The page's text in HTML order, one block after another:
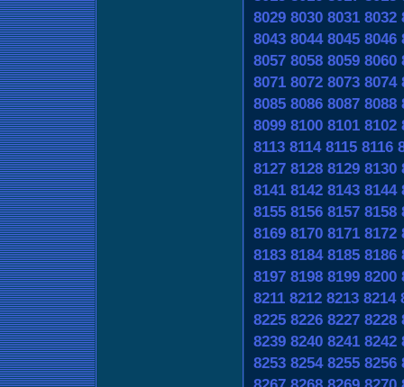
8029 8030 8031 8032
8043 8044 8045 8046
8057 8058 8059 8060
8071 8072 8073 8074
8085 8086 8087 8088
8099 8100 8101 8102
8113 8114 8115 8116
8127 8128 8129 8130
8141 8142 8143 8144
8155 8156 8157 8158
8169 8170 8171 8172
8183 8184 8185 8186
8197 8198 8199 8200
8211 8212 8213 8214
8225 8226 8227 8228
8239 8240 8241 8242
8253 8254 8255 8256